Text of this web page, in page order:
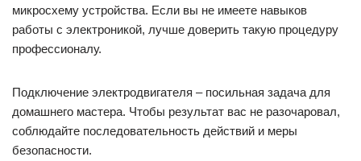
микросхему устройства. Если вы не имеете навыков
работы с электроникой, лучше доверить такую процедуру
профессионалу.
Подключение электродвигателя – посильная задача для
домашнего мастера. Чтобы результат вас не разочаровал,
соблюдайте последовательность действий и меры
безопасности.